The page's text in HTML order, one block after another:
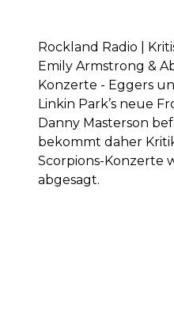
Rockland Radio |
Emily Armstrong &
Konzerte - Eggers
Linkin Park’s neue
Danny Masterson
bekommt daher
Scorpions-Konzerte
abgesagt.